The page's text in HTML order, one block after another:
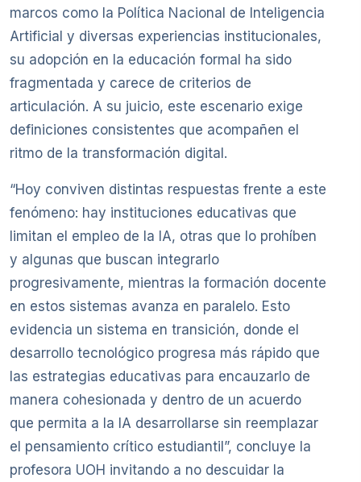
marcos como la Política Nacional de Inteligencia
Artificial y diversas experiencias institucionales,
su adopción en la educación formal ha sido
fragmentada y carece de criterios de
articulación. A su juicio, este escenario exige
definiciones consistentes que acompañen el
ritmo de la transformación digital.
“Hoy conviven distintas respuestas frente a este
fenómeno: hay instituciones educativas que
limitan el empleo de la IA, otras que lo prohíben
y algunas que buscan integrarlo
progresivamente, mientras la formación docente
en estos sistemas avanza en paralelo. Esto
evidencia un sistema en transición, donde el
desarrollo tecnológico progresa más rápido que
las estrategias educativas para encauzarlo de
manera cohesionada y dentro de un acuerdo
que permita a la IA desarrollarse sin reemplazar
el pensamiento crítico estudiantil”, concluye la
profesora UOH invitando a no descuidar la